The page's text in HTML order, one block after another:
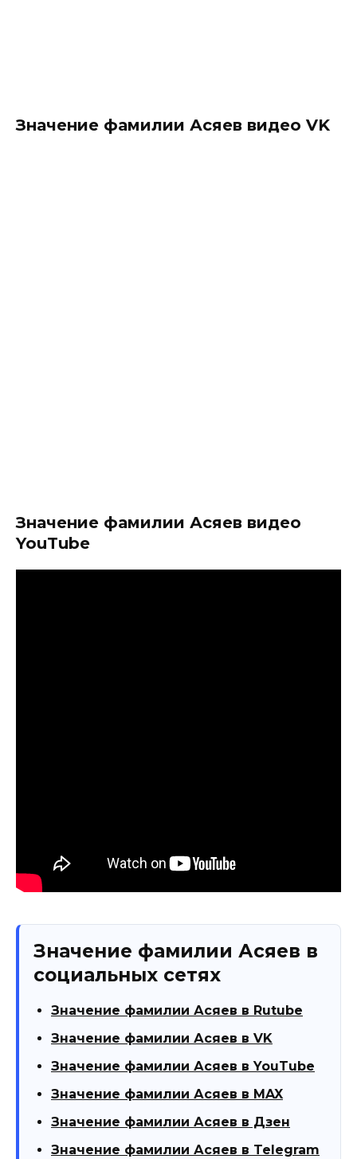
Значение фамилии Асяев видео VK
Значение фамилии Асяев видео
YouTube
Значение фамилии Асяев в
социальных сетях
Значение фамилии Асяев в Rutube
Значение фамилии Асяев в VK
Значение фамилии Асяев в YouTube
Значение фамилии Асяев в MAX
Значение фамилии Асяев в Дзен
Значение фамилии Асяев в Telegram